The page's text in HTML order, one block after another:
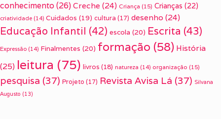
conhecimento(26) Creche (24) Criança (15) Crianças (22)
criatividade (14) Cuidados (19) cultura (17) desenho (24)
Educação Infantil (42) escola (20) Escrita (43)
Expressão (14) Finalmentes (20) formação (58) História
(25) leitura (75) livros (18) natureza (14) organização (15)
pesquisa (37) Projeto (17) Revista Avisa Lá (37) Silvana
Augusto (13)